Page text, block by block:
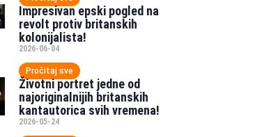
Impresivan epski pogled na
revolt protiv britanskih
kolonijalista!
2026-06-04
Pročitaj sve
Životni portret jedne od
najoriginalnijih britanskih
kantautorica svih vremena!
2026-05-24